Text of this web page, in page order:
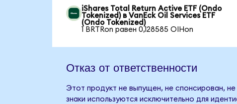
iShares Total Return Active ETF (Ondo
Tokenized) в VanEck Oil Services ETF
(Ondo Tokenized)
1 BRTRon равен 0,128585 OIHon
Отказ от ответственности
Этот продукт не выпущен, не спонсирован,
знаки используются исключительно для